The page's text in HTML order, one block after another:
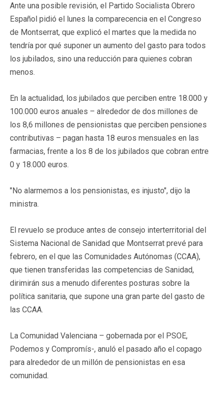
Ante una posible revisión, el Partido Socialista Obrero
Español pidió el lunes la comparecencia en el Congreso
de Montserrat, que explicó el martes que la medida no
tendría por qué suponer un aumento del gasto para todos
los jubilados, sino una reducción para quienes cobran
menos.
En la actualidad, los jubilados que perciben entre 18.000 y
100.000 euros anuales – alrededor de dos millones de
los 8,6 millones de pensionistas que perciben pensiones
contributivas – pagan hasta 18 euros mensuales en las
farmacias, frente a los 8 de los jubilados que cobran entre
0 y 18.000 euros.
"No alarmemos a los pensionistas, es injusto", dijo la
ministra.
El revuelo se produce antes de consejo interterritorial del
Sistema Nacional de Sanidad que Montserrat prevé para
febrero, en el que las Comunidades Autónomas (CCAA),
que tienen transferidas las competencias de Sanidad,
dirimirán sus a menudo diferentes posturas sobre la
política sanitaria, que supone una gran parte del gasto de
las CCAA.
La Comunidad Valenciana – gobernada por el PSOE,
Podemos y Compromís-, anuló el pasado año el copago
para alrededor de un millón de pensionistas en esa
comunidad.